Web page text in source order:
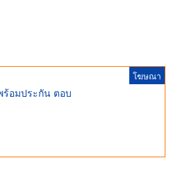
โฆษณา
ร้อมประกัน ตอบ